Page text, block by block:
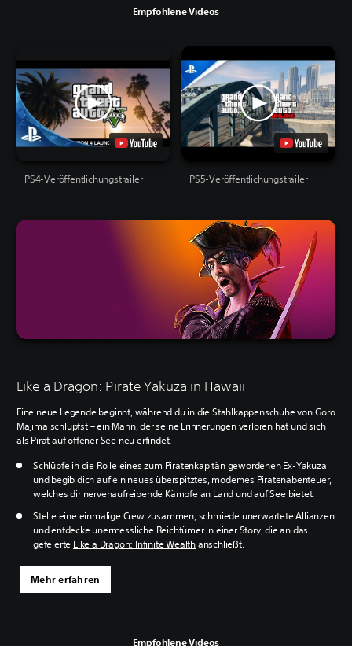
Empfohlene Videos
PS4-Veröffentlichungstrailer PS5-Veröffentlichungstrailer
Like a Dragon: Pirate Yakuza in Hawaii
Eine neue Legende beginnt, während du in die Stahlkappenschuhe von Goro
Majima schlüpfst – ein Mann, der seine Erinnerungen verloren hat und sich
als Pirat auf offener See neu erfindet.
Schlüpfe in die Rolle eines zum Piratenkapitän gewordenen Ex-Yakuza
und begib dich auf ein neues überspitztes, modernes Piratenabenteuer,
welches dir nervenaufreibende Kämpfe an Land und auf See bietet.
Stelle eine einmalige Crew zusammen, schmiede unerwartete Allianzen
und entdecke unermessliche Reichtümer in einer Story, die an das
gefeierte Like a Dragon: Infinite Wealthanschließt.
Mehr erfahren
Empfohlene Videos